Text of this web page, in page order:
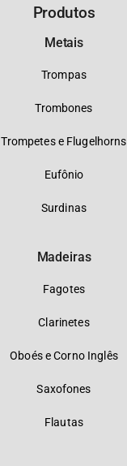
Produtos
Metais
Trompas
Trombones
Trompetes e Flugelhorns
Eufônio
Surdinas
Madeiras
Fagotes
Clarinetes
Oboés e Corno Inglês
Saxofones
Flautas